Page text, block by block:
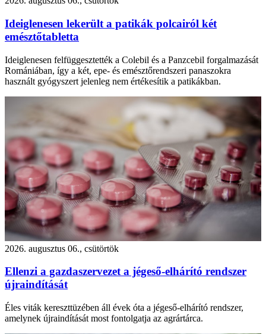
Ideiglenesen lekerült a patikák polcairól két
emésztőtabletta
Ideiglenesen felfüggesztették a Colebil és a Panzcebil forgalmazását
Romániában, így a két, epe- és emésztőrendszeri panaszokra
használt gyógyszert jelenleg nem értékesítik a patikákban.
2026. augusztus 06., csütörtök
Ellenzi a gazdaszervezet a jégeső-elhárító rendszer
újraindítását
Éles viták kereszttüzében áll évek óta a jégeső-elhárító rendszer,
amelynek újraindítását most fontolgatja az agrártárca.